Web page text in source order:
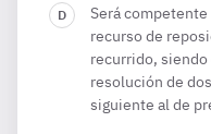
Será
recurso de
recurrido,
resolución de
siguiente al de